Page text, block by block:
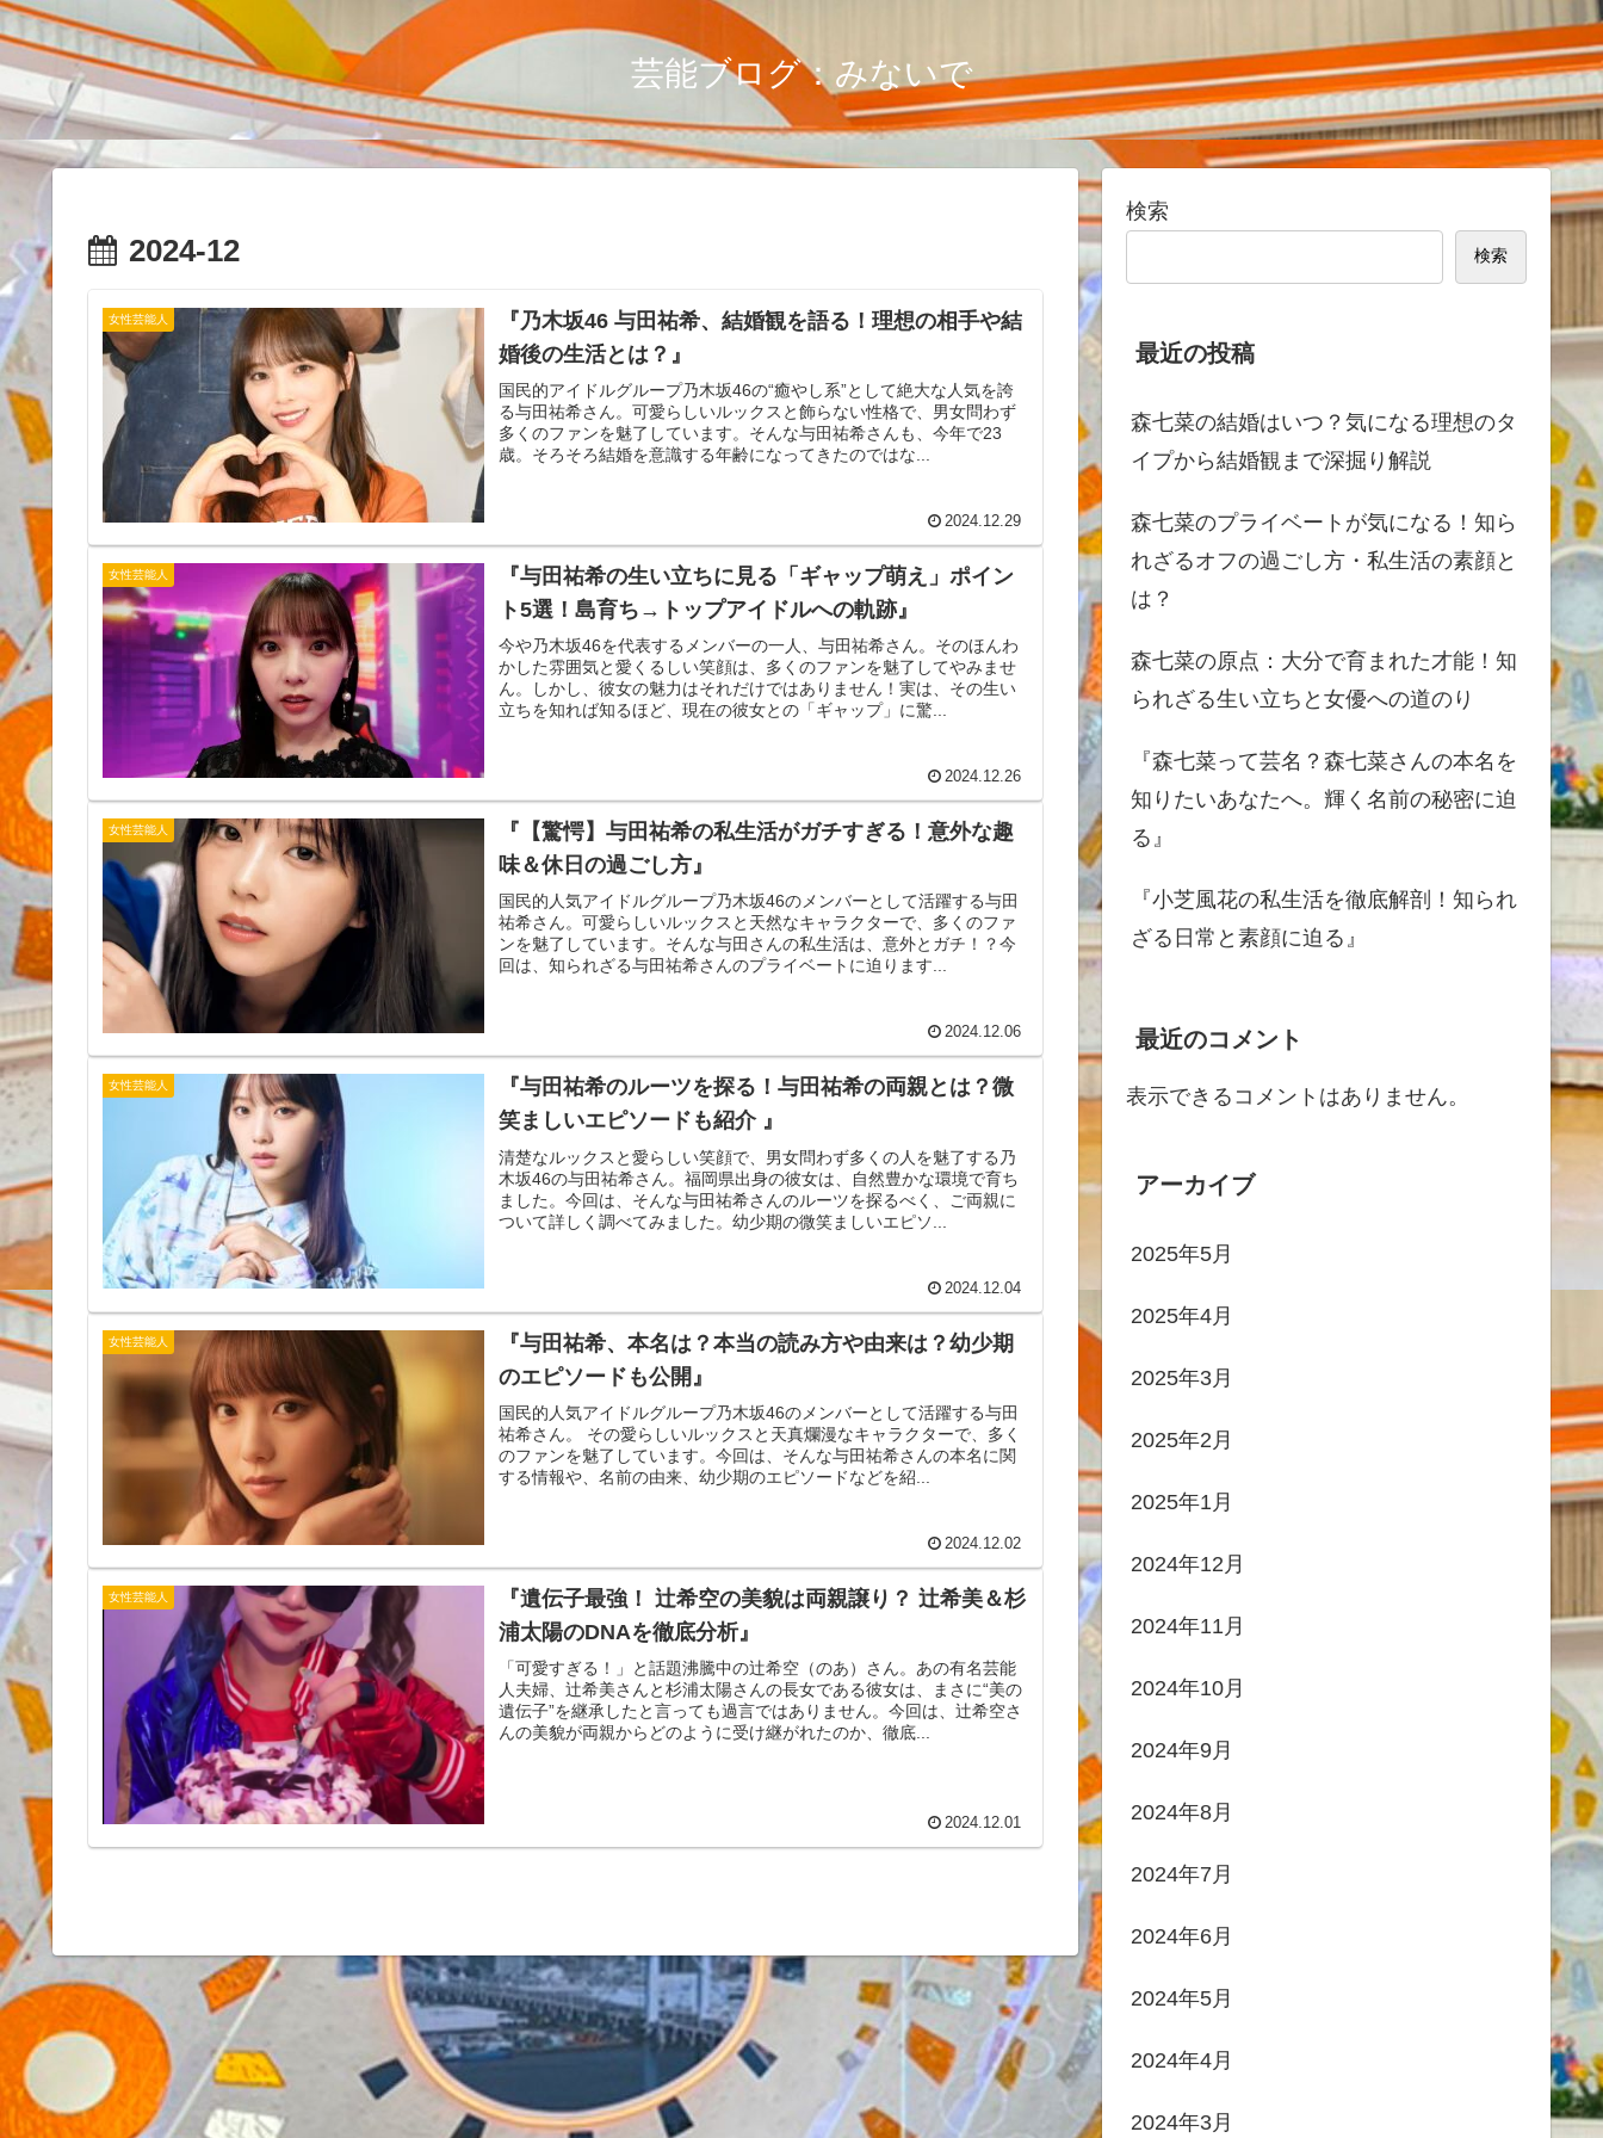
芸能ブログ：みないで
2024-12
女性芸能人
『乃木坂46 与田祐希、結婚観を語る！理想の相手や結
婚後の生活とは？』
国民的アイドルグループ乃木坂46の“癒やし系”として絶大な人気を誇
る与田祐希さん。可愛らしいルックスと飾らない性格で、男女問わず
多くのファンを魅了しています。そんな与田祐希さんも、今年で23
歳。そろそろ結婚を意識する年齢になってきたのではな...
2024.12.29
女性芸能人
『与田祐希の生い立ちに見る「ギャップ萌え」ポイン
ト5選！島育ち→トップアイドルへの軌跡』
今や乃木坂46を代表するメンバーの一人、与田祐希さん。そのほんわ
かした雰囲気と愛くるしい笑顔は、多くのファンを魅了してやみませ
ん。しかし、彼女の魅力はそれだけではありません！実は、その生い
立ちを知れば知るほど、現在の彼女との「ギャップ」に驚...
2024.12.26
女性芸能人
『【驚愕】与田祐希の私生活がガチすぎる！意外な趣
味＆休日の過ごし方』
国民的人気アイドルグループ乃木坂46のメンバーとして活躍する与田
祐希さん。可愛らしいルックスと天然なキャラクターで、多くのファ
ンを魅了しています。そんな与田さんの私生活は、意外とガチ！？今
回は、知られざる与田祐希さんのプライベートに迫ります...
2024.12.06
女性芸能人
『与田祐希のルーツを探る！与田祐希の両親とは？微
笑ましいエピソードも紹介 』
清楚なルックスと愛らしい笑顔で、男女問わず多くの人を魅了する乃
木坂46の与田祐希さん。福岡県出身の彼女は、自然豊かな環境で育ち
ました。今回は、そんな与田祐希さんのルーツを探るべく、ご両親に
ついて詳しく調べてみました。幼少期の微笑ましいエピソ...
2024.12.04
女性芸能人
『与田祐希、本名は？本当の読み方や由来は？幼少期
のエピソードも公開』
国民的人気アイドルグループ乃木坂46のメンバーとして活躍する与田
祐希さん。 その愛らしいルックスと天真爛漫なキャラクターで、多く
のファンを魅了しています。今回は、そんな与田祐希さんの本名に関
する情報や、名前の由来、幼少期のエピソードなどを紹...
2024.12.02
女性芸能人
『遺伝子最強！ 辻希空の美貌は両親譲り？ 辻希美＆杉
浦太陽のDNAを徹底分析』
「可愛すぎる！」と話題沸騰中の辻希空（のあ）さん。あの有名芸能
人夫婦、辻希美さんと杉浦太陽さんの長女である彼女は、まさに“美の
遺伝子”を継承したと言っても過言ではありません。今回は、辻希空さ
んの美貌が両親からどのように受け継がれたのか、徹底...
2024.12.01
検索
検索
最近の投稿
森七菜の結婚はいつ？気になる理想のタ
イプから結婚観まで深掘り解説
森七菜のプライベートが気になる！知ら
れざるオフの過ごし方・私生活の素顔と
は？
森七菜の原点：大分で育まれた才能！知
られざる生い立ちと女優への道のり
『森七菜って芸名？森七菜さんの本名を
知りたいあなたへ。輝く名前の秘密に迫
る』
『小芝風花の私生活を徹底解剖！知られ
ざる日常と素顔に迫る』
最近のコメント
表示できるコメントはありません。
アーカイブ
2025年5月
2025年4月
2025年3月
2025年2月
2025年1月
2024年12月
2024年11月
2024年10月
2024年9月
2024年8月
2024年7月
2024年6月
2024年5月
2024年4月
2024年3月